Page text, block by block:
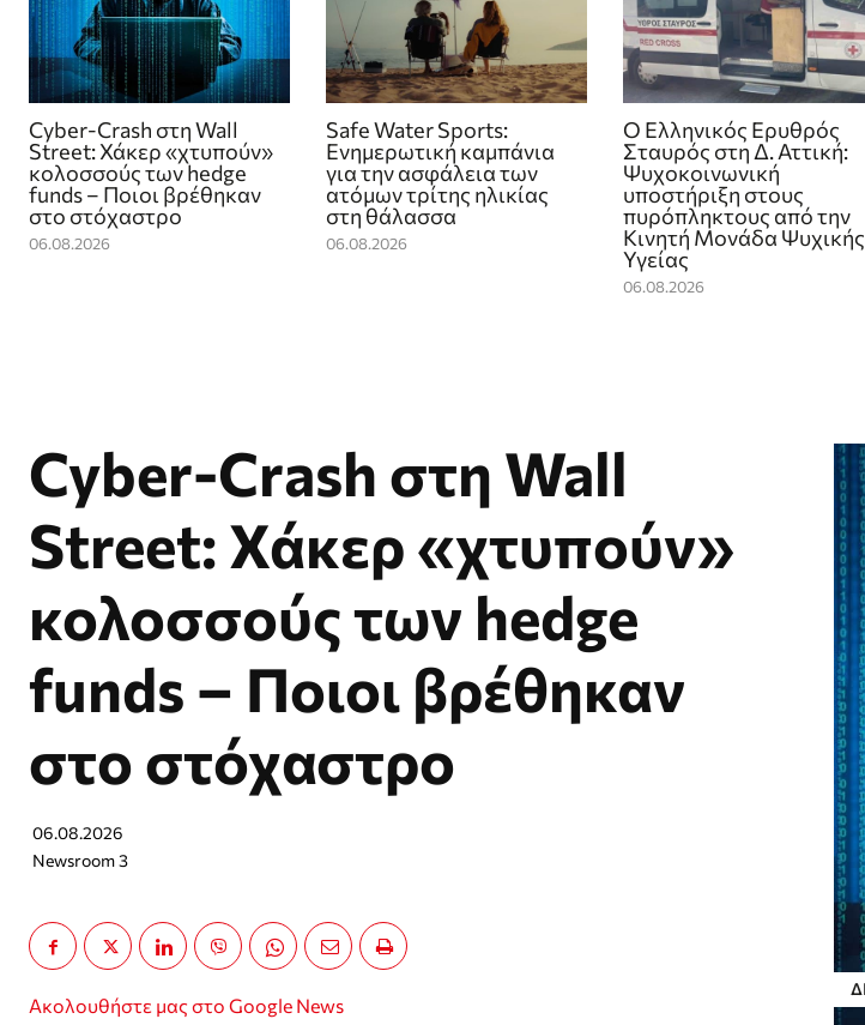
Cyber-Crash στη Wall
Street: Χάκερ «χτυπούν»
κολοσσούς των hedge
funds – Ποιοι βρέθηκαν
στο στόχαστρο
06.08.2026
Safe Water Sports:
Eνημερωτική καμπάνια
για την ασφάλεια των
ατόμων τρίτης ηλικίας
στη θάλασσα
06.08.2026
Ο Ελληνικός Ερυθρός
Σταυρός στη Δ. Αττική:
Ψυχοκοινωνική
υποστήριξη στους
πυρόπληκτους από την
Κινητή Μονάδα Ψυχικής
Υγείας
06.08.2026